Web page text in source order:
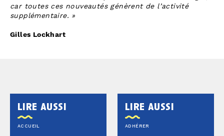
car toutes ces nouveautés génèrent de l’activité
supplémentaire. »
Gilles Lockhart
lire aussi
ACCUEIL
lire aussi
ADHÉRER